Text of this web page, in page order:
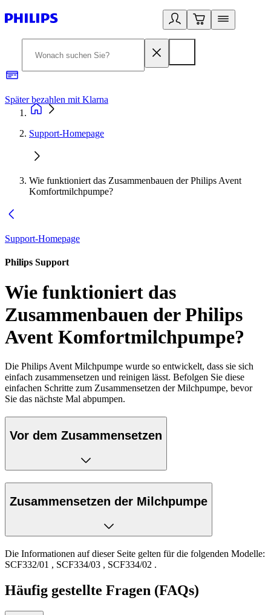
Später bezahlen mit Klarna
Support-Homepage
Wie funktioniert das Zusammenbauen der Philips Avent
Komfortmilchpumpe?
Support-Homepage
Philips Support
Wie funktioniert das
Zusammenbauen der Philips
Avent Komfortmilchpumpe?
Die Philips Avent Milchpumpe wurde so entwickelt, dass sie sich
einfach zusammensetzen und reinigen lässt. Befolgen Sie diese
einfachen Schritte zum Zusammensetzen der Milchpumpe, bevor
Sie das nächste Mal abpumpen.
Vor dem Zusammensetzen
Zusammensetzen der Milchpumpe
Die Informationen auf dieser Seite gelten für die folgenden Modelle:
SCF332/01 , SCF334/03 , SCF334/02 .
Häufig gestellte Fragen (FAQs)